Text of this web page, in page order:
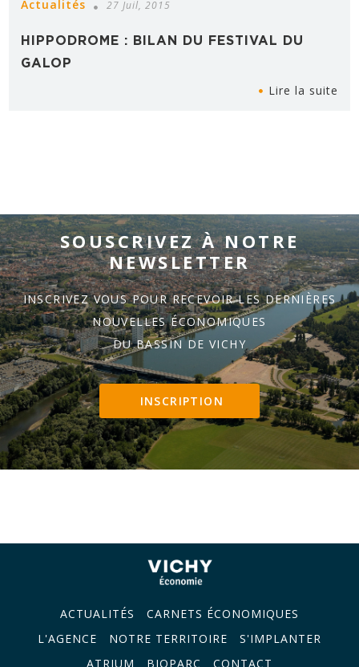
Actualités 27 Juil, 2015
HIPPODROME : BILAN DU FESTIVAL DU
GALOP
Lire la suite
SOUSCRIVEZ À NOTRE
NEWSLETTER
INSCRIVEZ VOUS POUR RECEVOIR LES DERNIÈRES
NOUVELLES ÉCONOMIQUES
DU BASSIN DE VICHY
INSCRIPTION
ACTUALITÉS
CARNETS ÉCONOMIQUES
L'AGENCE
NOTRE TERRITOIRE
S'IMPLANTER
ATRIUM
BIOPARC CONTACT